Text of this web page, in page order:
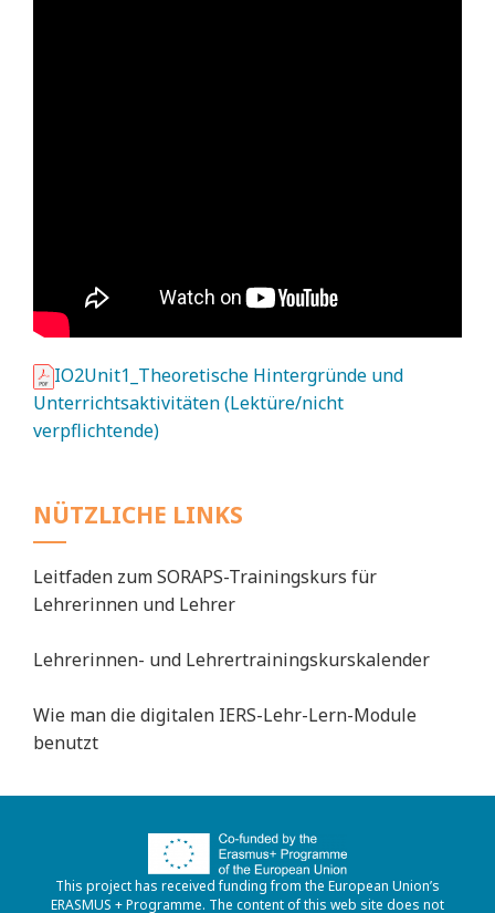
IO2Unit1_Theoretische Hintergründe und
Unterrichtsaktivitäten (Lektüre/nicht
verpflichtende)
NÜTZLICHE LINKS
Leitfaden zum SORAPS-Trainingskurs für
Lehrerinnen und Lehrer
Lehrerinnen- und Lehrertrainingskurskalender
Wie man die digitalen IERS-Lehr-Lern-Module
benutzt
This project has received funding from the European Union’s
ERASMUS + Programme. The content of this web site does not